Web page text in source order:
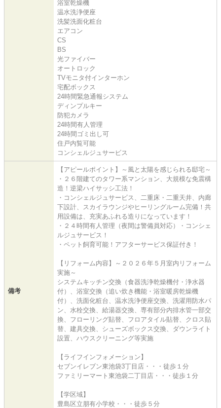
浴室乾燥機
温水洗浄便座
洗髪洗面化粧台
エアコン
CS
BS
光ファイバー
オートロック
TVモニタ付インターホン
宅配ボックス
24時間緊急通報システム
ディンプルキー
防犯カメラ
24時間有人管理
24時間ゴミ出し可
住戸内覧可能
コンシェルジュサービス
備考
【アピールポイント】～風と太陽を感じられる邸宅～
・２６階建てのタワー系マンション、大規模な免震構
造！逆梁ハイサッシ工法！
・コンシェルジュサービス、二重床・二重天井、内廊
下設計、スカイラウンジやヒーリングルーム完備！共
用設備は、充実あふれる造りになっています！
・２４時間有人管理（夜間は警備員対応）・コンシェ
ルジュサービス！
・ペット飼育可能！アフターサービス保証付き！
【リフォーム内容】～２０２６年５月室内リフォーム
実施～
システムキッチン交換（食器洗浄乾燥機付・浄⽔器
付）、浴室交換（追い炊き機能・浴室暖房乾燥機
付）、洗⾯化粧台、温水洗浄便座交換、洗濯⽤防⽔パ
ン、⽔栓交換、給湯器交換、専有部分内排⽔管⼀部交
換、フローリング貼替、フロアタイル貼替、クロス貼
替、建具交換、シューズボックス交換、ダウンライト
設置、ハウスクリーニング等実施
【ライフインフォメーション】
セブンイレブン東池袋3丁目店・・・徒歩１分
ファミリーマート東池袋二丁目店・・・徒歩１分
【学区域】
豊島区立朋有小学校・・・徒歩５分